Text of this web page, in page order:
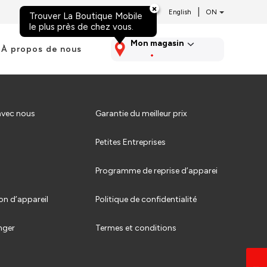
Aller au contenu
English
À propos de nous
Trouver La Boutique Mobile
le plus près de chez vous.
Mon magasin
nous Garantie du meilleur prix
Petites Entreprises
Programme de reprise d’apparei
d’appareil Politique de confidentialité
Termes et conditions